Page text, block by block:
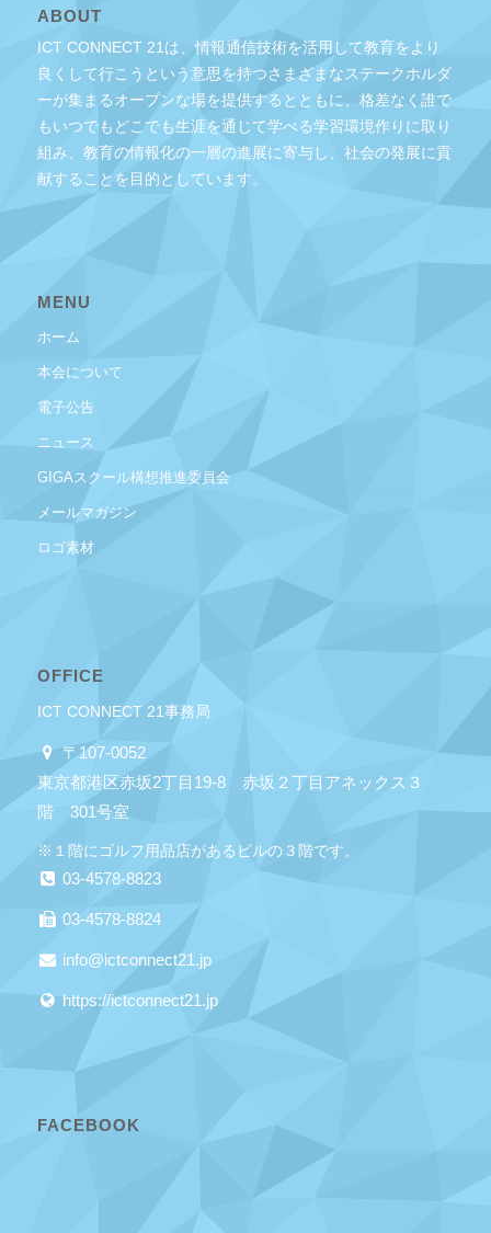
ABOUT
ICT CONNECT 21は、情報通信技術を活用して教育をより
良くして行こうという意思を持つさまざまなステークホルダ
ーが集まるオープンな場を提供するとともに、格差なく誰で
もいつでもどこでも生涯を通じて学べる学習環境作りに取り
組み、教育の情報化の一層の進展に寄与し、社会の発展に貢
献することを目的としています。
MENU
ホーム
本会について
電子公告
ニュース
GIGAスクール構想推進委員会
メールマガジン
ロゴ素材
OFFICE
ICT CONNECT 21事務局
〒107-0052
東京都港区赤坂2丁目19-8 赤坂２丁目アネックス３
階 301号室
※１階にゴルフ用品店があるビルの３階です。
03-4578-8823
03-4578-8824
info@ictconnect21.jp
https://ictconnect21.jp
FACEBOOK